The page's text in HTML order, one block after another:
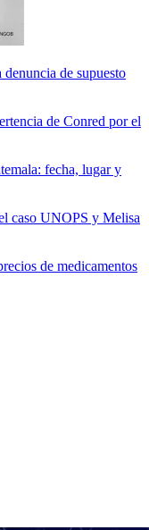
de supuesto
de Conred por el
fecha, lugar y
caso UNOPS y Melisa
de medicamentos